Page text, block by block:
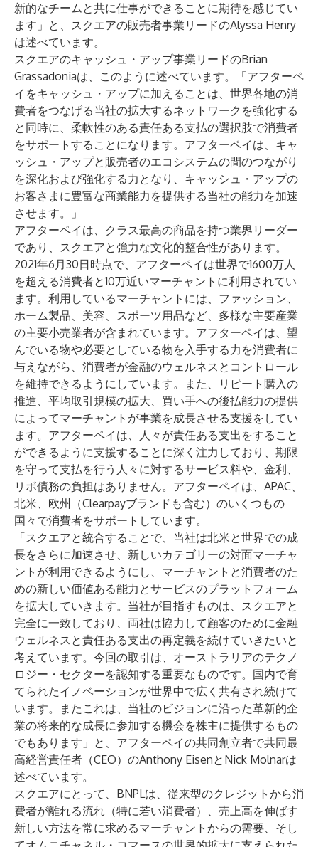
新的なチームと共に仕事ができることに期待を感じてい
ます」と、スクエアの販売者事業リードのAlyssa Henry
は述べています。
スクエアのキャッシュ・アップ事業リードのBrian
Grassadoniaは、このように述べています。「アフターペ
イをキャッシュ・アップに加えることは、世界各地の消
費者をつなげる当社の拡大するネットワークを強化する
と同時に、柔軟性のある責任ある支払の選択肢で消費者
をサポートすることになります。アフターペイは、キャ
ッシュ・アップと販売者のエコシステムの間のつながり
を深化および強化する力となり、キャッシュ・アップの
お客さまに豊富な商業能力を提供する当社の能力を加速
させます。」
アフターペイは、クラス最高の商品を持つ業界リーダー
であり、スクエアと強力な文化的整合性があります。
2021年6月30日時点で、アフターペイは世界で1600万人
を超える消費者と10万近いマーチャントに利用されてい
ます。利用しているマーチャントには、ファッション、
ホーム製品、美容、スポーツ用品など、多様な主要産業
の主要小売業者が含まれています。アフターペイは、望
んでいる物や必要としている物を入手する力を消費者に
与えながら、消費者が金融のウェルネスとコントロール
を維持できるようにしています。また、リピート購入の
推進、平均取引規模の拡大、買い手への後払能力の提供
によってマーチャントが事業を成長させる支援をしてい
ます。アフターペイは、人々が責任ある支出をすること
ができるように支援することに深く注力しており、期限
を守って支払を行う人々に対するサービス料や、金利、
リボ債務の負担はありません。アフターペイは、APAC、
北米、欧州（Clearpayブランドも含む）のいくつもの
国々で消費者をサポートしています。
「スクエアと統合することで、当社は北米と世界での成
長をさらに加速させ、新しいカテゴリーの対面マーチャ
ントが利用できるようにし、マーチャントと消費者のた
めの新しい価値ある能力とサービスのプラットフォーム
を拡大していきます。当社が目指すものは、スクエアと
完全に一致しており、両社は協力して顧客のために金融
ウェルネスと責任ある支出の再定義を続けていきたいと
考えています。今回の取引は、オーストラリアのテクノ
ロジー・セクターを認知する重要なものです。国内で育
てられたイノベーションが世界中で広く共有され続けて
います。またこれは、当社のビジョンに沿った革新的企
業の将来的な成長に参加する機会を株主に提供するもの
でもあります」と、アフターペイの共同創立者で共同最
高経営責任者（CEO）のAnthony EisenとNick Molnarは
述べています。
スクエアにとって、BNPLは、従来型のクレジットから消
費者が離れる流れ（特に若い消費者）、売上高を伸ばす
新しい方法を常に求めるマーチャントからの需要、そし